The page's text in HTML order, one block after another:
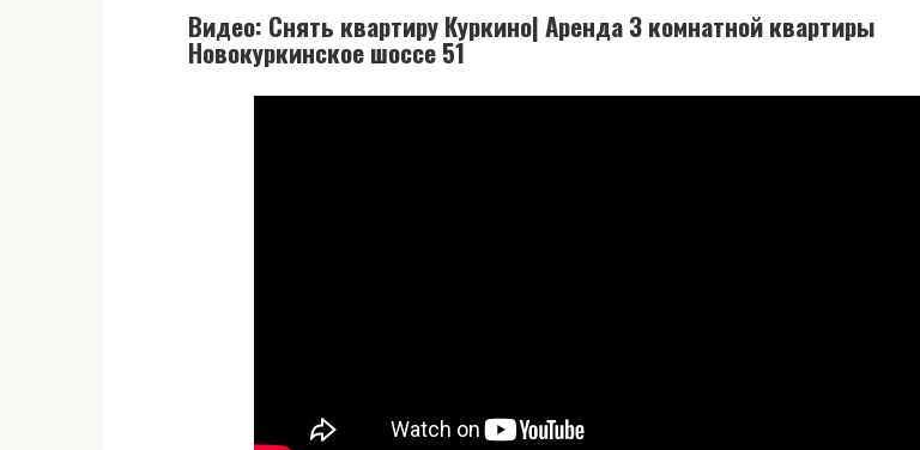
Видео: Снять квартиру Куркино| Аренда 3 комнатной квартиры
Новокуркинское шоссе 51